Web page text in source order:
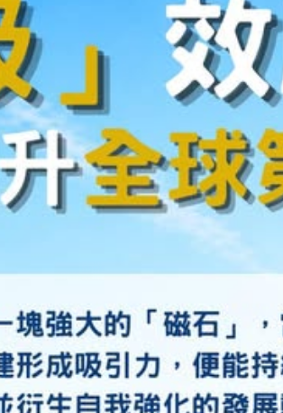
家超：首份五年規劃 三季度揭盅
拘5男女涉款210萬元